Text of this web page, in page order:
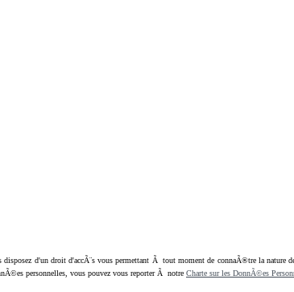
d'un droit d'accÃ¨s vous permettant Ã tout moment de connaÃ®tre la nature
personnelles, vous pouvez vous reporter Ã notre Charte sur les DonnÃ©es